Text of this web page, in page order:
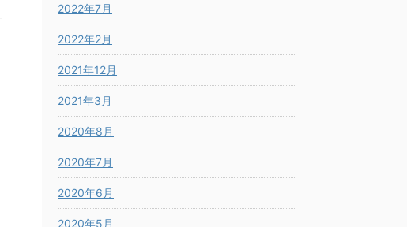
2022年7月
2022年2月
2021年12月
2021年3月
2020年8月
2020年7月
2020年6月
2020年5月